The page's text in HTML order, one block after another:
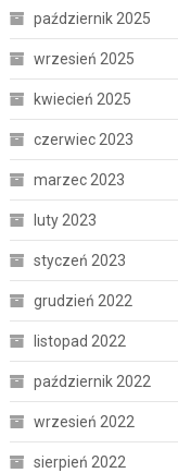
październik 2025
wrzesień 2025
kwiecień 2025
czerwiec 2023
marzec 2023
luty 2023
styczeń 2023
grudzień 2022
listopad 2022
październik 2022
wrzesień 2022
sierpień 2022